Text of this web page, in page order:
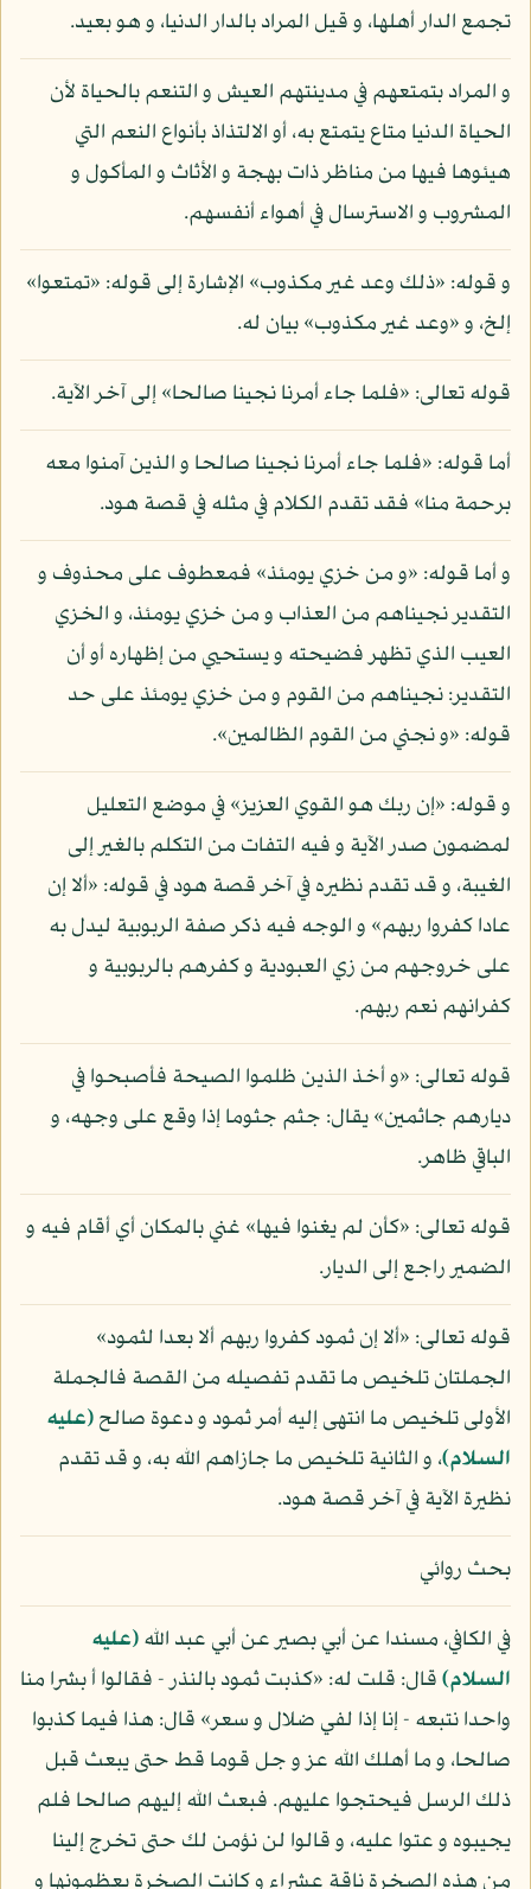
تجمع الدار أهلها، و قيل المراد بالدار الدنيا، و هو بعيد.
و المراد بتمتعهم في مدينتهم العيش و التنعم بالحياة لأن
الحياة الدنيا متاع يتمتع به، أو الالتذاذ بأنواع النعم التي
هيئوها فيها من مناظر ذات بهجة و الأثاث و المأكول و
المشروب و الاسترسال في أهواء أنفسهم.
و قوله: «ذلك وعد غير مكذوب» الإشارة إلى قوله: «تمتعوا»
إلخ، و «وعد غير مكذوب» بيان له.
قوله تعالى: «فلما جاء أمرنا نجينا صالحا» إلى آخر الآية.
أما قوله: «فلما جاء أمرنا نجينا صالحا و الذين آمنوا معه
برحمة منا» فقد تقدم الكلام في مثله في قصة هود.
و أما قوله: «و من خزي يومئذ» فمعطوف على محذوف و
التقدير نجيناهم من العذاب و من خزي يومئذ، و الخزي
العيب الذي تظهر فضيحته و يستحيي من إظهاره أو أن
التقدير: نجيناهم من القوم و من خزي يومئذ على حد
قوله: «و نجني من القوم الظالمين».
و قوله: «إن ربك هو القوي العزيز» في موضع التعليل
لمضمون صدر الآية و فيه التفات من التكلم بالغير إلى
الغيبة، و قد تقدم نظيره في آخر قصة هود في قوله: «ألا إن
عادا كفروا ربهم» و الوجه فيه ذكر صفة الربوبية ليدل به
على خروجهم من زي العبودية و كفرهم بالربوبية و
كفرانهم نعم ربهم.
قوله تعالى: «و أخذ الذين ظلموا الصيحة فأصبحوا في
ديارهم جاثمين» يقال: جثم جثوما إذا وقع على وجهه، و
الباقي ظاهر.
قوله تعالى: «كأن لم يغنوا فيها» غني بالمكان أي أقام فيه و
الضمير راجع إلى الديار.
قوله تعالى: «ألا إن ثمود كفروا ربهم ألا بعدا لثمود»
الجملتان تلخيص ما تقدم تفصيله من القصة فالجملة
الأولى تلخيص ما انتهى إليه أمر ثمود و دعوة صالح(عليه
السلام)، و الثانية تلخيص ما جازاهم الله به، و قد تقدم
نظيرة الآية في آخر قصة هود.
بحث روائي
في الكافي، مسندا عن أبي بصير عن أبي عبد الله(عليه
السلام)قال: قلت له: «كذبت ثمود بالنذر - فقالوا أ بشرا منا
واحدا نتبعه - إنا إذا لفي ضلال و سعر» قال: هذا فيما كذبوا
صالحا، و ما أهلك الله عز و جل قوما قط حتى يبعث قبل
ذلك الرسل فيحتجوا عليهم. فبعث الله إليهم صالحا فلم
يجيبوه و عتوا عليه، و قالوا لن نؤمن لك حتى تخرج إلينا
من هذه الصخرة ناقة عشراء و كانت الصخرة يعظمونها و